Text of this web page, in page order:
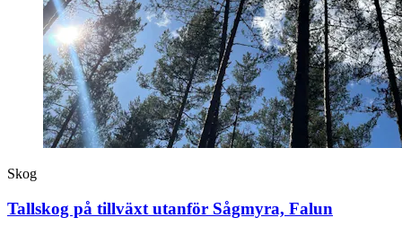
Skog
Tallskog på tillväxt utanför Sågmyra, Falun